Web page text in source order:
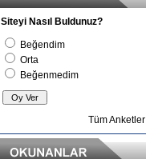
Siteyi Nasıl Buldunuz?
Beğendim
Orta
Beğenmedim
Tüm Anketler